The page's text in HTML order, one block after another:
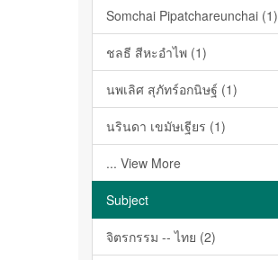
Somchai Pipatchareunchai (1)
ชลธี สีหะอำไพ (1)
นพเลิศ สุภัทร์อกนิษฐ์ (1)
นรินดา เขมัษเฐียร (1)
... View More
Subject
จิตรกรรม -- ไทย (2)